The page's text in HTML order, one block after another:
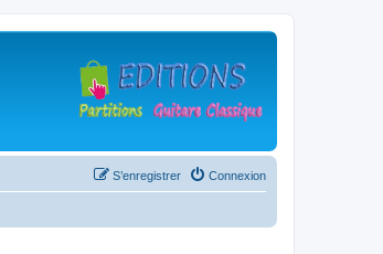
Connexion
S’enregistrer